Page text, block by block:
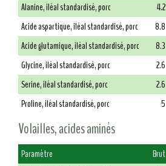
Alanine, iléal standardisé, porc
4.2
Acide aspartique, iléal standardisé, porc
8.8
Acide glutamique, iléal standardisé, porc
8.3
Glycine, iléal standardisé, porc
2.6
Serine, iléal standardisé, porc
2.6
Proline, iléal standardisé, porc
5
Volailles, acides aminés
Paramètre Brut